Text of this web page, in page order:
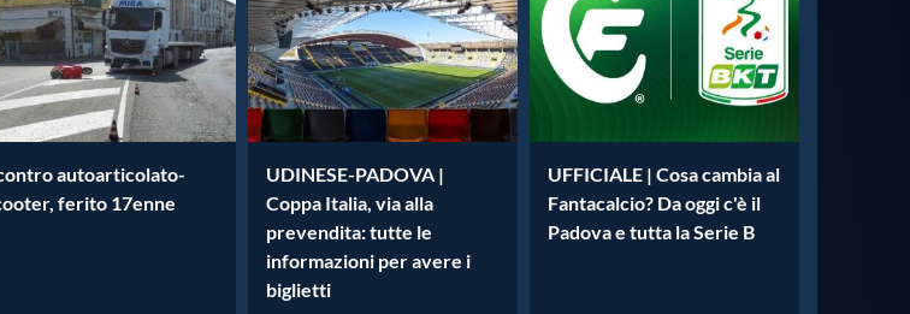
autoarticolato-
ferito 17enne
UDINESE-PADOVA |
Coppa Italia, via alla
prevendita: tutte le
informazioni per avere i
biglietti
UFFICIALE | Cosa cambia al
Fantacalcio? Da oggi c'è il
Padova e tutta la Serie B